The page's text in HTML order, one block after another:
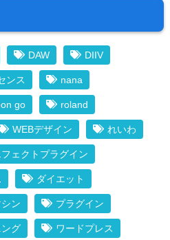
DAW DIIV
ンス nana
go roland
WEBデザイン れいわ
フェクトプラグイン
ダイエット
シン プラグイン
グ ワードプレス